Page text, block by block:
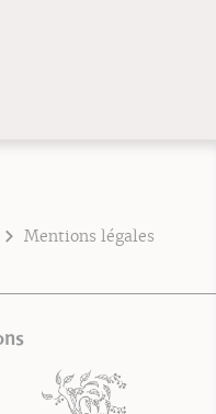
Mentions légales